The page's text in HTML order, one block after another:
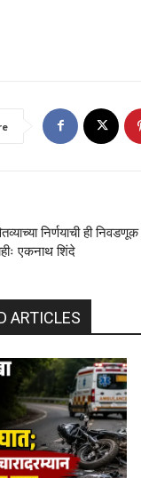
निर्णयाची ही निवडणूक
एकनाथ शिंदे
ARTICLES